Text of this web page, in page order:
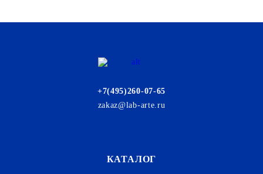
+7(495)260-07-65
zakaz@lab-arte.ru
КАТАЛОГ